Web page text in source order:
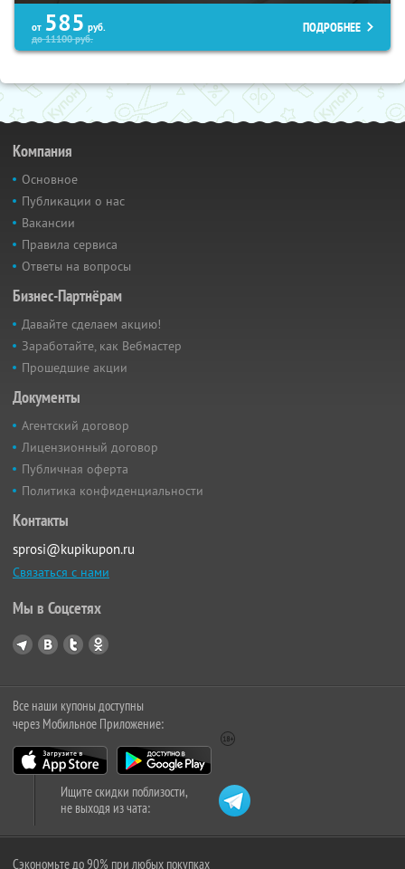
от 585 руб.
до11100руб.
ПОДРОБНЕЕ
Компания
Основное
Публикации о нас
Вакансии
Правила сервиса
Ответы на вопросы
Бизнес-Партнёрам
Давайте сделаем акцию!
Заработайте, как Вебмастер
Прошедшие акции
Документы
Агентский договор
Лицензионный договор
Публичная оферта
Политика конфиденциальности
Контакты
sprosi@kupikupon.ru
Связаться с нами
Мы в Соцсетях
Все наши купоны доступны
через Мобильное Приложение:
Ищите скидки поблизости,
не выходя из чата:
Сэкономьте до 90% при любых покупках